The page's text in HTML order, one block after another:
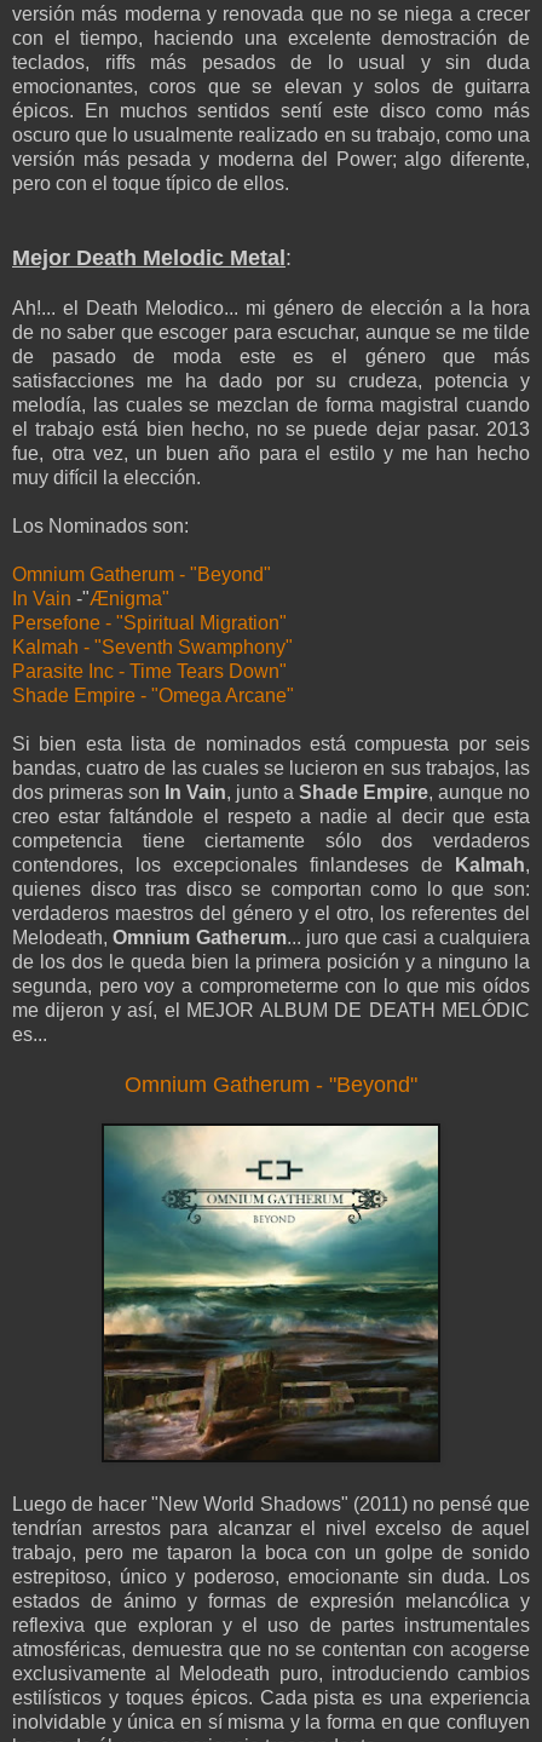
versión más moderna y renovada que no se niega a crecer
con el tiempo, haciendo una excelente demostración de
teclados, riffs más pesados de lo usual y sin duda
emocionantes, coros que se elevan y solos de guitarra
épicos. En muchos sentidos sentí este disco como más
oscuro que lo usualmente realizado en su trabajo, como una
versión más pesada y moderna del Power; algo diferente,
pero con el toque típico de ellos.
Mejor Death Melodic Metal :
Ah!... el Death Melodico... mi género de elección a la hora
de no saber que escoger para escuchar, aunque se me tilde
de pasado de moda este es el género que más
satisfacciones me ha dado por su crudeza, potencia y
melodía, las cuales se mezclan de forma magistral cuando
el trabajo está bien hecho, no se puede dejar pasar. 2013
fue, otra vez, un buen año para el estilo y me han hecho
muy difícil la elección.
Los Nominados son:
Omnium Gatherum - "Beyond"
In Vain -"Ænigma"
Persefone - "Spiritual Migration"
Kalmah - "Seventh Swamphony"
Parasite Inc - Time Tears Down"
Shade Empire - "Omega Arcane"
Si bien esta lista de nominados está compuesta por seis
bandas, cuatro de las cuales se lucieron en sus trabajos, las
dos primeras son In Vain, junto a Shade Empire, aunque no
creo estar faltándole el respeto a nadie al decir que esta
competencia tiene ciertamente sólo dos verdaderos
contendores, los excepcionales finlandeses de
Kalmah,
quienes disco tras disco se comportan como lo que son:
verdaderos maestros del género y el otro, los referentes del
Melodeath,Omnium Gatherum... juro que casi a cualquiera
de los dos le queda bien la primera posición y a ninguno la
segunda, pero voy a comprometerme con lo que mis oídos
me dijeron y así, el MEJOR ALBUM DE DEATH MELÓDIC
es...
Omnium Gatherum - "Beyond"
Luego de hacer "New World Shadows" (2011) no pensé que
tendrían arrestos para alcanzar el nivel excelso de aquel
trabajo, pero me taparon la boca con un golpe de sonido
estrepitoso, único y poderoso, emocionante sin duda. Los
estados de ánimo y formas de expresión melancólica y
reflexiva que exploran y el uso de partes instrumentales
atmosféricas, demuestra que no se contentan con acogerse
exclusivamente al Melodeath puro, introduciendo cambios
estilísticos y toques épicos. Cada pista es una experiencia
inolvidable y única en sí misma y la forma en que confluyen